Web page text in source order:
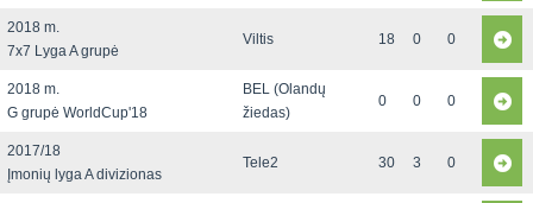
2018 m.
7x7 Lyga A grupė
Viltis 18 0 0
2018 m.
G grupė WorldCup'18
BEL (Olandų
žiedas)
0 0 0
2017/18
Įmonių lyga A divizionas
Tele2 30 3 0